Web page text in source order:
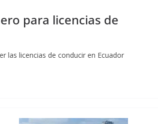
para licencias de
las licencias de conducir en Ecuador